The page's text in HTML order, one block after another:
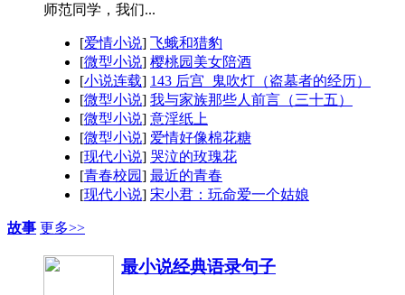
师范同学，我们...
[爱情小说] 飞蛾和猎豹
[微型小说] 樱桃园美女陪酒
[小说连载] 143 后宫_鬼吹灯（盗墓者的经历）
[微型小说] 我与家族那些人前言（三十五）
[微型小说] 意淫纸上
[微型小说] 爱情好像棉花糖
[现代小说] 哭泣的玫瑰花
[青春校园] 最近的青春
[现代小说] 宋小君：玩命爱一个姑娘
故事 更多>>
最小说经典语录句子